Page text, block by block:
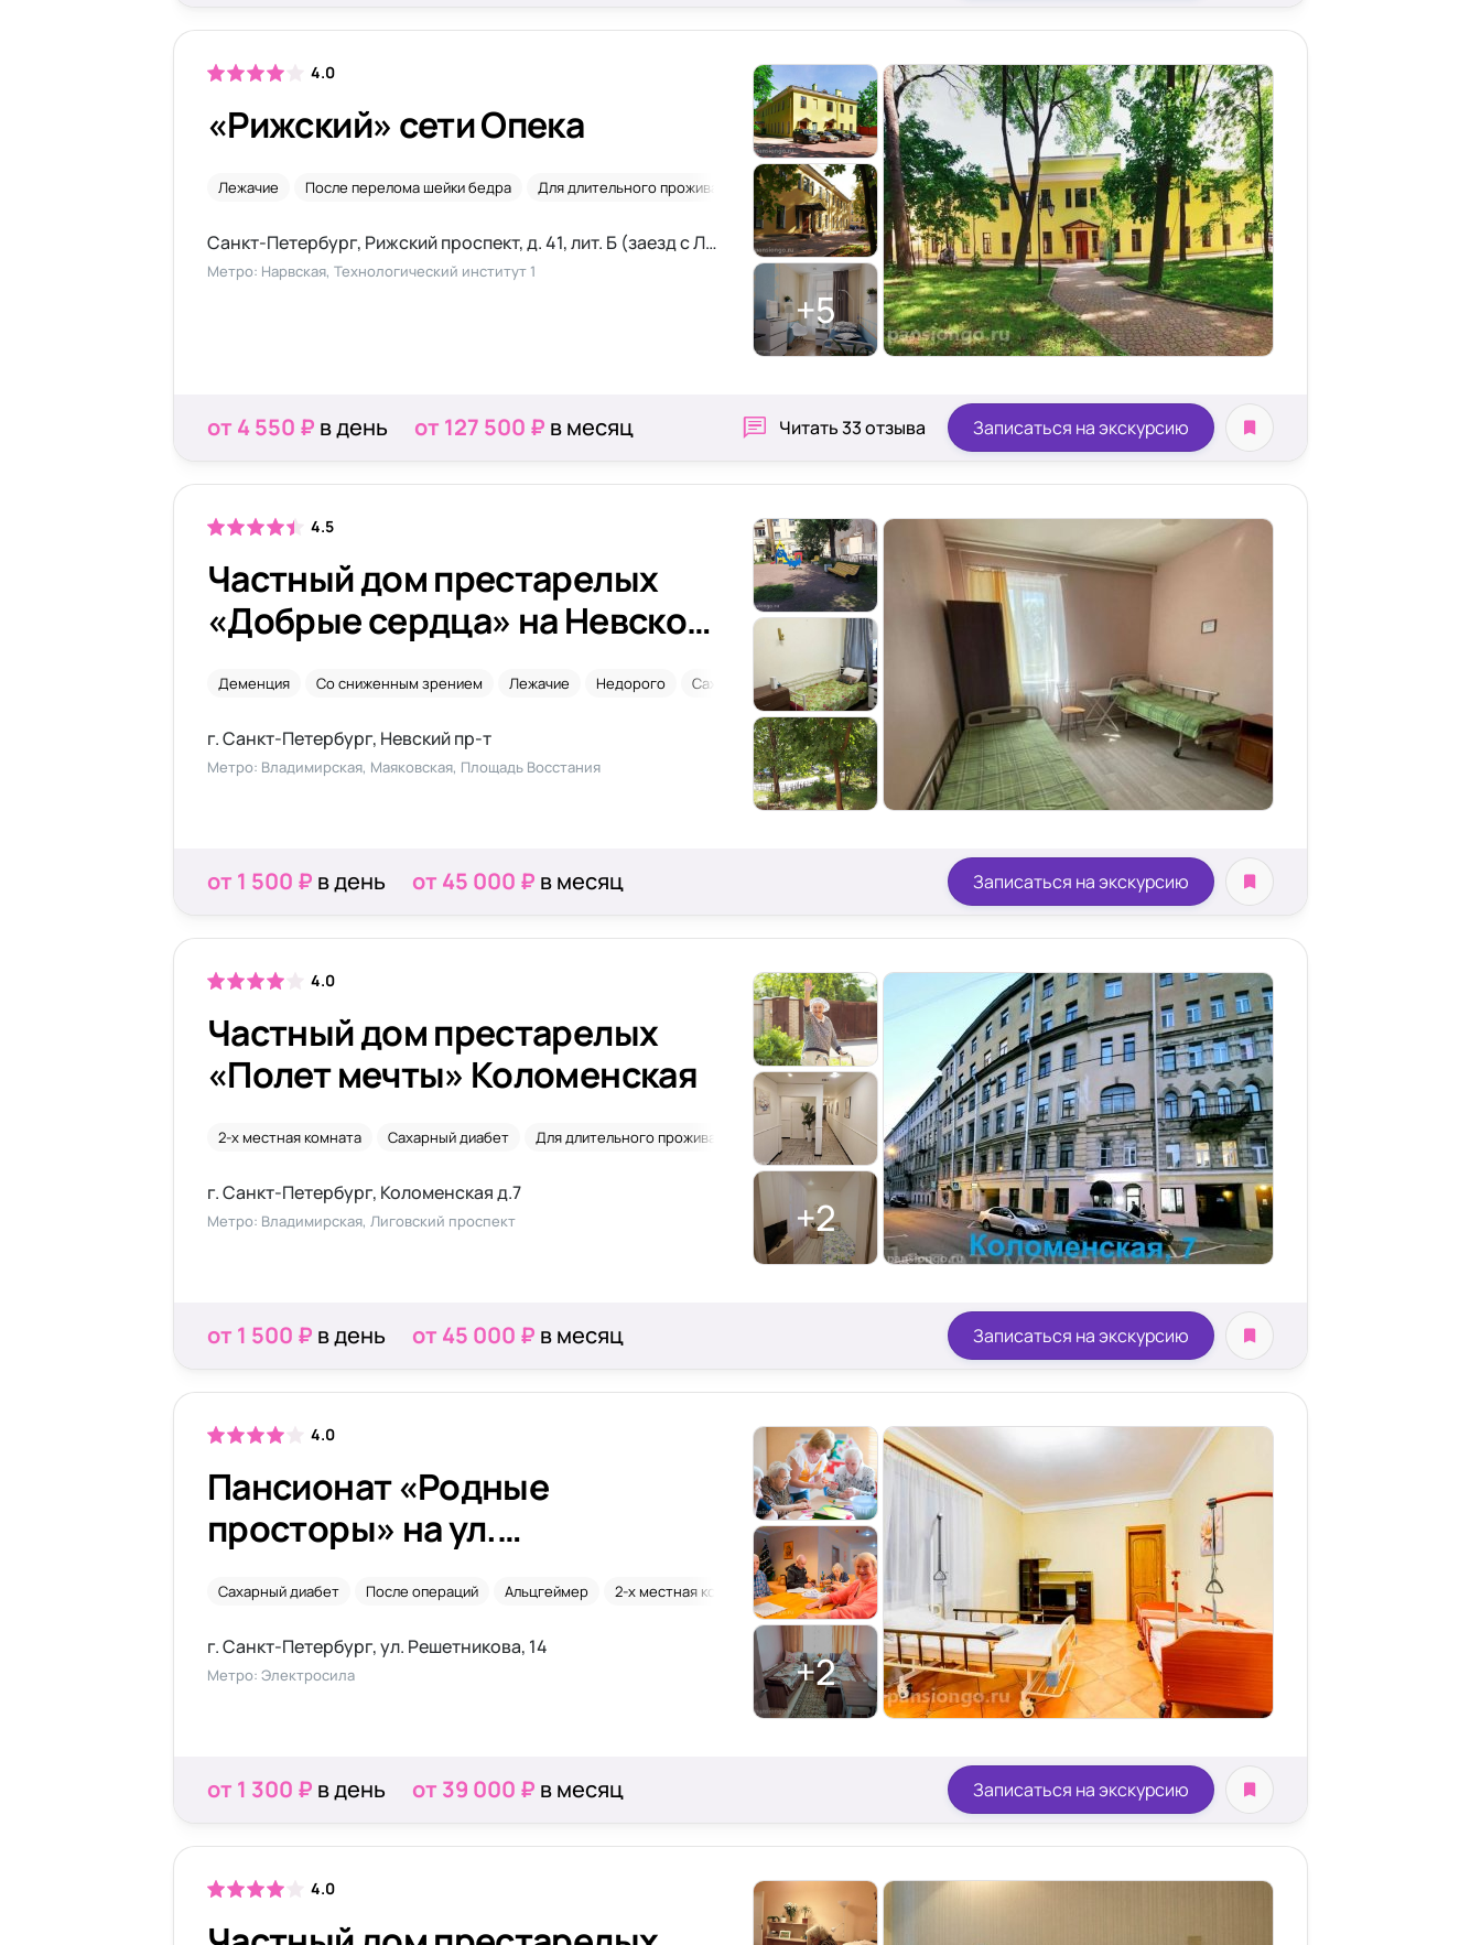
4.0
«Рижский» сети Опека
Лежачие После перелома шейки бедра Для длительного проживания Временное размещение 2-х местная комната
Санкт-Петербург, Рижский проспект, д. 41, лит. Б (заезд с Либавского пер.)
Метро: Нарвская, Технологический институт 1
+5
от 4 550 ₽ в день от 127 500 ₽ в месяц Читать33 отзыва Записаться на экскурсию
4.5
Частный дом престарелых
«Добрые сердца» на Невском
Деменция Со сниженным зрением Лежачие Недорого Сахарный диабет
г. Санкт-Петербург, Невский пр-т
Метро: Владимирская, Маяковская, Площадь Восстания
от 1 500 ₽ в день от 45 000 ₽ в месяц Записаться на экскурсию
4.0
Частный дом престарелых
«Полет мечты» Коломенская
2-х местная комната Сахарный диабет Для длительного проживания Временное размещение После операций
г. Санкт-Петербург, Коломенская д.7
Метро: Владимирская, Лиговский проспект +2
от 1 500 ₽ в день от 45 000 ₽ в месяц Записаться на экскурсию
4.0
Пансионат «Родные
просторы» на ул.
Сахарный диабет После операций Альцгеймер 2-х местная комната Паркинсон
г. Санкт-Петербург, ул. Решетникова, 14
Метро: Электросила +2
от 1 300 ₽ в день от 39 000 ₽ в месяц Записаться на экскурсию
4.0